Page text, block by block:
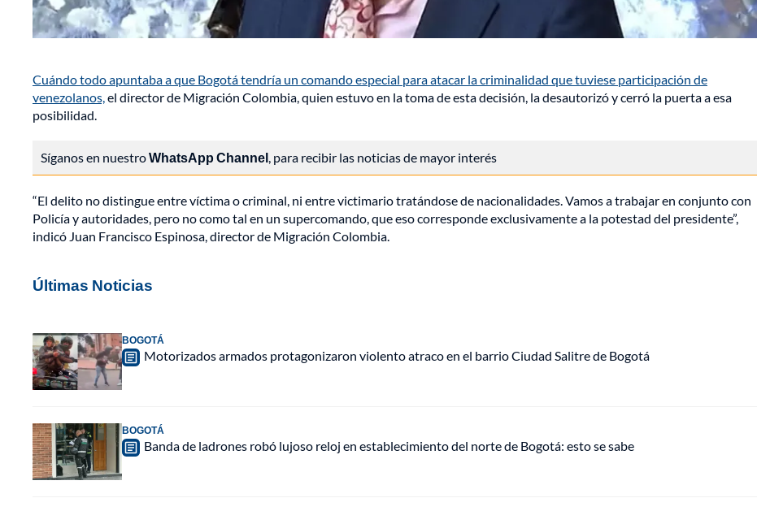
Cuándo todo apuntaba a que Bogotá tendría un comando especial para atacar la criminalidad que tuviese participación de
venezolanos,el director de Migración Colombia, quien estuvo en la toma de esta decisión, la desautorizó y cerró la puerta a esa
posibilidad.
Síganos en nuestroWhatsApp Channel, para recibir las noticias de mayor interés
“El delito no distingue entre víctima o criminal, ni entre victimario tratándose de nacionalidades. Vamos a trabajar en conjunto con
Policía y autoridades, pero no como tal en un supercomando, que eso corresponde exclusivamente a la potestad del presidente”,
indicó Juan Francisco Espinosa, director de Migración Colombia.
Últimas Noticias
BOGOTÁ
Motorizados armados protagonizaron violento atraco en el barrio Ciudad Salitre de Bogotá
BOGOTÁ
Banda de ladrones robó lujoso reloj en establecimiento del norte de Bogotá: esto se sabe